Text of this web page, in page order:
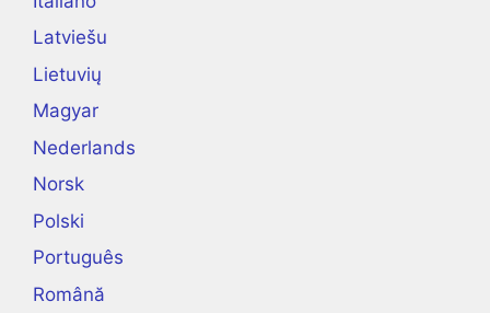
Latviešu
Lietuvių
Magyar
Nederlands
Norsk
Polski
Português
Română